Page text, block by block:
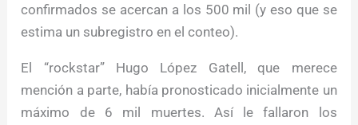
confirmados se acercan a los 500 mil (y eso que se
estima un subregistro en el conteo).
El “rockstar” Hugo López Gatell, que merece
mención a parte, había pronosticado inicialmente un
máximo de 6 mil muertes. Así le fallaron los